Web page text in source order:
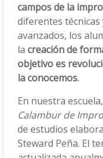
campos de la
diferentes
avanzados, los
la creación de
objetivo es
la conocemos.
En nuestra
Calambur de
de estudios
Steward Peña. El